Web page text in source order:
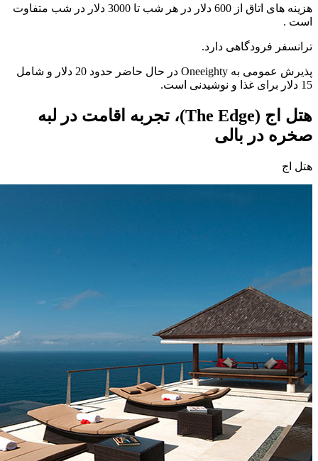
هزینه های اتاق از 600 دلار در هر شب تا 3000 دلار در شب متفاوت
است .
ترانسفر فرودگاهی دارد.
پذیرش عمومی به Oneeighty در حال حاضر حدود 20 دلار و شامل
15 دلار برای غذا و نوشیدنی است.
هتل اج (The Edge)، تجربه اقامت در لبه
صخره در بالی
هتل اج